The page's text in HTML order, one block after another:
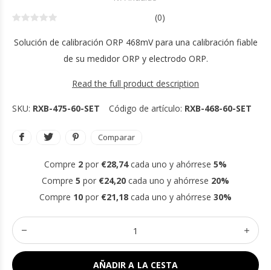
(0)
Solución de calibración ORP 468mV para una calibración fiable
de su medidor ORP y electrodo ORP.
Read the full product description
SKU: RXB-475-60-SET Código de artículo: RXB-468-60-SET
Comparar
Compre 2 por €28,74cada uno y ahórrese 5%
Compre 5 por €24,20 cada uno y ahórrese 20%
Compre 10 por €21,18 cada uno y ahórrese 30%
AÑADIR A LA CESTA